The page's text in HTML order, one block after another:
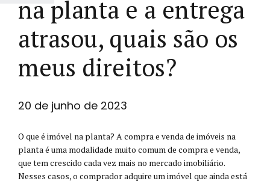
na planta e a entrega
atrasou, quais são os
meus direitos?
20 de junho de 2023
O que é imóvel na planta? A compra e venda de imóveis na
planta é uma modalidade muito comum de compra e venda,
que tem crescido cada vez mais no mercado imobiliário.
Nesses casos, o comprador adquire um imóvel que ainda está